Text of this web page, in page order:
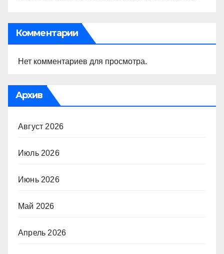
Комментарии
Нет комментариев для просмотра.
Архив
Август 2026
Июль 2026
Июнь 2026
Май 2026
Апрель 2026